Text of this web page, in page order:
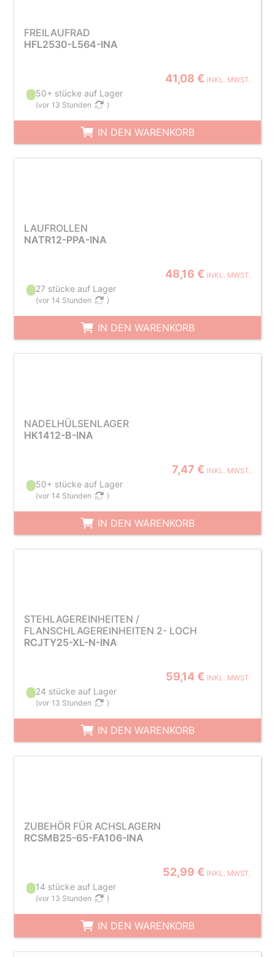
FREILAUFRAD
HFL2530-L564-INA
41,08 € INKL. MWST.
50+ stücke auf Lager
(vor 13 Stunden )
IN DEN WARENKORB
LAUFROLLEN
NATR12-PPA-INA
48,16 € INKL. MWST.
27 stücke auf Lager
(vor 14 Stunden )
IN DEN WARENKORB
NADELHÜLSENLAGER
HK1412-B-INA
7,47 € INKL. MWST.
50+ stücke auf Lager
(vor 14 Stunden )
IN DEN WARENKORB
STEHLAGEREINHEITEN /
FLANSCHLAGEREINHEITEN 2- LOCH
RCJTY25-XL-N-INA
59,14 € INKL. MWST.
24 stücke auf Lager
(vor 13 Stunden )
IN DEN WARENKORB
ZUBEHÖR FÜR ACHSLAGERN
RCSMB25-65-FA106-INA
52,99 € INKL. MWST.
14 stücke auf Lager
(vor 13 Stunden )
IN DEN WARENKORB